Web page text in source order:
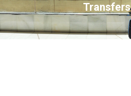
Transfers